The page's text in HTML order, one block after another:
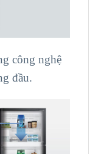
công nghệ
đầu.